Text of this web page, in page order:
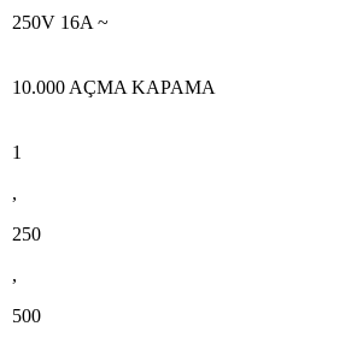
250V 16A ~
10.000 AÇMA KAPAMA
1
,
250
,
500